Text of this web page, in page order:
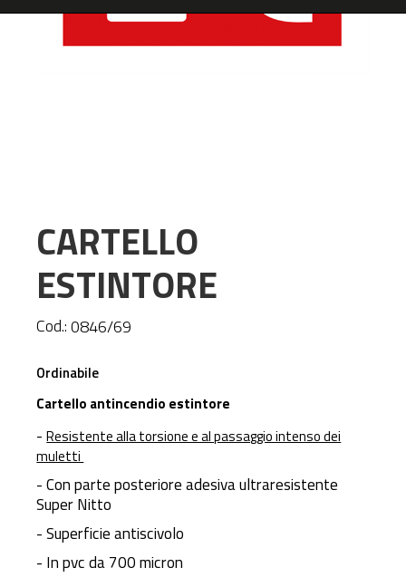
CARTELLO
ESTINTORE
Cod.:0846/69
Ordinabile
Cartello antincendio estintore
-Resistente alla torsione e al passaggio intenso dei
muletti
- Con parte posteriore adesiva ultraresistente
Super Nitto
- Superficie antiscivolo
- In pvc da 700 micron